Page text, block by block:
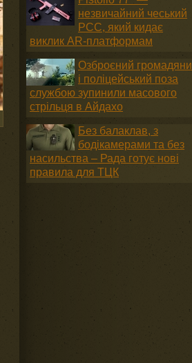
незвичайний чеський
PCC, який кидає
виклик AR-платформам
Озброєний
і поліцейський поза
службою зупинили масового
стрільця в Айдахо
Без балаклав, з
бодікамерами та без
насильства – Рада готує нові
правила для ТЦК